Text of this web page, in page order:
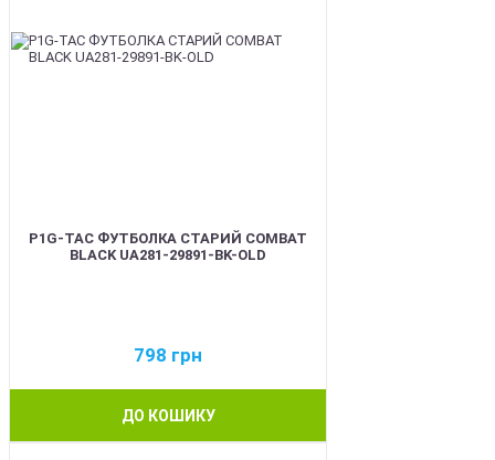
P1G-TAC ФУТБОЛКА СТАРИЙ COMBAT
BLACK UA281-29891-BK-OLD
798 грн
ДО КОШИКУ